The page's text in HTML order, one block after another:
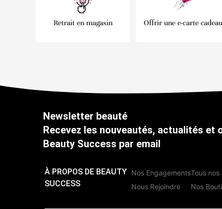
Retrait en magasin Offrir une e-carte cadeau
Newsletter beauté
Recevez les nouveautés, actualités et
Beauty Success par email
À PROPOS DE BEAUTY
SUCCESS
Nos Engagements
Nous Rejoindre
Tous
Nos